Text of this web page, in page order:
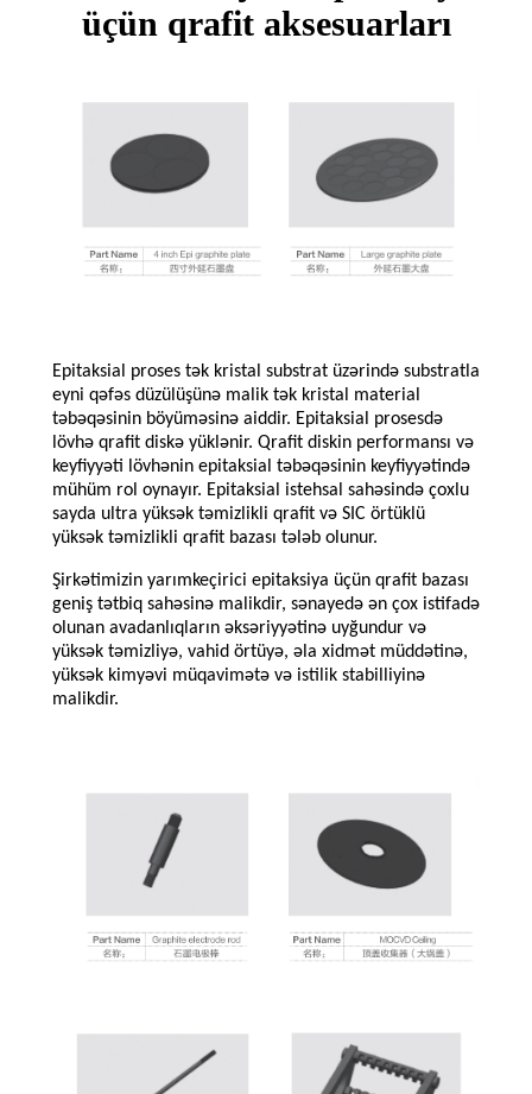
üçün qrafit aksesuarları
Epitaksial proses tək kristal substrat üzərində substratla
eyni qəfəs düzülüşünə malik tək kristal material
təbəqəsinin böyüməsinə aiddir. Epitaksial prosesdə
lövhə qrafit diskə yüklənir. Qrafit diskin performansı və
keyfiyyəti lövhənin epitaksial təbəqəsinin keyfiyyətində
mühüm rol oynayır. Epitaksial istehsal sahəsində çoxlu
sayda ultra yüksək təmizlikli qrafit və SIC örtüklü
yüksək təmizlikli qrafit bazası tələb olunur.
Şirkətimizin yarımkeçirici epitaksiya üçün qrafit bazası
geniş tətbiq sahəsinə malikdir, sənayedə ən çox istifadə
olunan avadanlıqların əksəriyyətinə uyğundur və
yüksək təmizliyə, vahid örtüyə, əla xidmət müddətinə,
yüksək kimyəvi müqavimətə və istilik stabilliyinə
malikdir.